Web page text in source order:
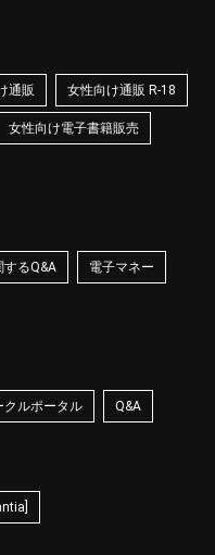
通販 女性向け通販 R-18
女性向け電子書籍販売
するQ&A 電子マネー
クルポータル Q&A